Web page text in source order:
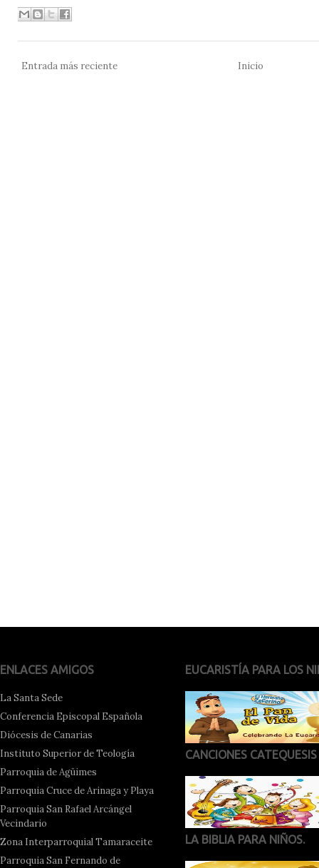
Entrada más reciente Inicio
ENLACES AMIGOS
La Santa Sede
Conferencia Episcopal Española
Diócesis de Canarias
Instituto Superior de Teología
Parroquia de Agüimes
Parroquia Cruce de Arinaga y Playa
Parroquia San Rafael Arcángel
Vecindario
Zona Interparroquial Tamaraceite
Parroquia San Fernando de
EUCARISTÍA PARA LOS
CANCIONES CATEQUESIS
LA BIBLIA PARA NIÑOS.